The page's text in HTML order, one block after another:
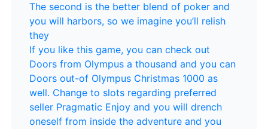
The second is the better blend of poker and
you will harbors, so we imagine you’ll relish
they
If you like this game, you can check out
Doors from Olympus a thousand and you can
Doors out-of Olympus Christmas 1000 as
well. Change to slots regarding preferred
seller Pragmatic Enjoy and you will drench
oneself from inside the adventure and you